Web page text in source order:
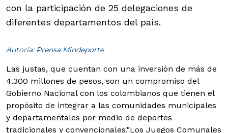
con la participación de 25 delegaciones de
diferentes departamentos del país.
Autoría: Prensa Mindeporte
Las justas, que cuentan con una inversión de más de
4.300 millones de pesos, son un compromiso del
Gobierno Nacional con los colombianos que tienen el
propósito de integrar a las comunidades municipales
y departamentales por medio de deportes
tradicionales y convencionales."Los Juegos Comunales